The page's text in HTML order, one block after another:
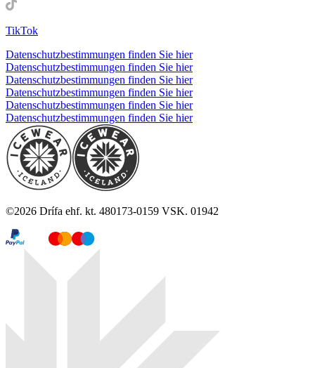
TikTok
Datenschutzbestimmungen finden Sie hier
Datenschutzbestimmungen finden Sie hier
Datenschutzbestimmungen finden Sie hier
Datenschutzbestimmungen finden Sie hier
Datenschutzbestimmungen finden Sie hier
Datenschutzbestimmungen finden Sie hier
©2026 Drífa ehf. kt. 480173-0159 VSK. 01942